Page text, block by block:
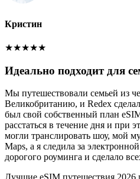
Кристин
★★★★★
Идеально подходит для
Мы путешествовали семьей из
Великобританию, и Redex
был свой собственный план
расстаться в течение дня и при
могли транслировать шоу, мой
Maps, а я следила за
дорогого роуминга и сделало